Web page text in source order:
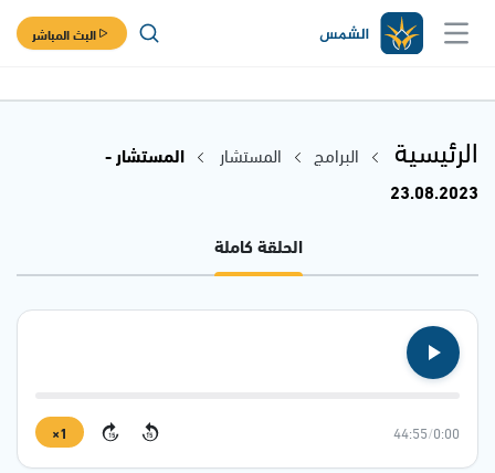
البث المباشر
الرئيسية البرامج المستشار
المستشار -
23.08.2023
الحلقة كاملة
0:00
/
44:55
15
15
1×